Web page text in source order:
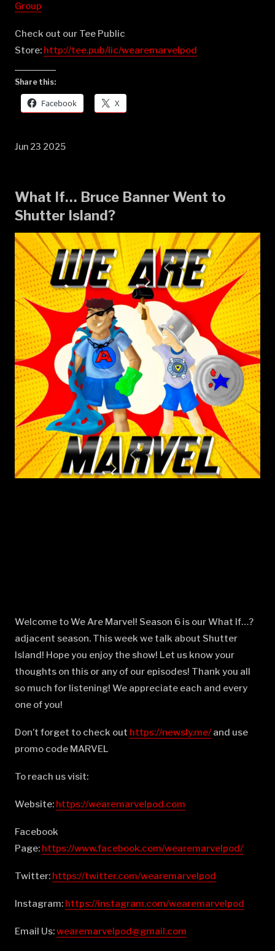
Group⁠⁠⁠⁠⁠⁠⁠⁠⁠⁠⁠⁠⁠⁠⁠⁠⁠⁠⁠⁠⁠⁠⁠⁠⁠⁠⁠⁠⁠⁠⁠⁠⁠⁠⁠⁠⁠⁠⁠⁠⁠⁠⁠⁠⁠⁠⁠⁠⁠⁠⁠⁠
Check out our Tee Public
Store: ⁠⁠⁠⁠⁠⁠⁠⁠⁠⁠⁠⁠⁠⁠⁠⁠⁠⁠⁠⁠⁠⁠⁠⁠⁠⁠⁠⁠⁠⁠⁠⁠⁠⁠⁠⁠⁠⁠⁠⁠⁠⁠⁠⁠⁠⁠⁠⁠⁠⁠⁠⁠http://tee.pub/lic/wearemarvelpod⁠
Share this:
Facebook X
Jun 23 2025
What If… Bruce Banner Went to
Shutter Island?
Welcome to We Are Marvel! Season 6 is our What If…?
adjacent season. This week we talk about Shutter
Island! Hope you enjoy the show! Let us know your
thoughts on this or any of our episodes! Thank you all
so much for listening! We appreciate each and every
one of you!
Don’t forget to check out ⁠⁠⁠⁠⁠⁠⁠⁠⁠⁠⁠⁠⁠⁠⁠⁠⁠⁠⁠⁠⁠⁠⁠⁠⁠⁠⁠⁠⁠⁠⁠⁠⁠⁠⁠⁠⁠⁠⁠⁠⁠⁠⁠⁠⁠⁠⁠⁠⁠⁠⁠https://newsly.me/⁠⁠⁠⁠⁠⁠⁠⁠⁠⁠⁠⁠⁠⁠⁠⁠⁠⁠⁠⁠⁠⁠⁠⁠⁠⁠⁠⁠⁠⁠⁠⁠⁠⁠⁠⁠⁠⁠⁠⁠⁠⁠⁠⁠⁠⁠⁠⁠⁠⁠⁠ and use
promo code MARVEL
To reach us visit:
Website: ⁠⁠⁠⁠⁠⁠⁠⁠⁠⁠⁠⁠⁠⁠⁠⁠⁠⁠⁠⁠⁠⁠⁠⁠⁠⁠⁠⁠⁠⁠⁠⁠⁠⁠⁠⁠⁠⁠⁠⁠⁠⁠⁠⁠⁠⁠⁠⁠⁠⁠⁠https://wearemarvelpod.com⁠⁠⁠⁠⁠⁠⁠⁠⁠⁠⁠⁠⁠⁠⁠⁠⁠⁠⁠⁠⁠⁠⁠⁠⁠⁠⁠⁠⁠⁠⁠⁠⁠⁠⁠⁠⁠⁠⁠⁠⁠⁠⁠⁠⁠⁠⁠⁠⁠⁠⁠
Facebook
Page: ⁠⁠⁠⁠⁠⁠⁠⁠⁠⁠⁠⁠⁠⁠⁠⁠⁠⁠⁠⁠⁠⁠⁠⁠⁠⁠⁠⁠⁠⁠⁠⁠⁠⁠⁠⁠⁠⁠⁠⁠⁠⁠⁠⁠⁠⁠⁠⁠⁠⁠⁠https://www.facebook.com/wearemarvelpod/⁠⁠⁠⁠⁠⁠⁠⁠⁠⁠⁠⁠⁠⁠⁠⁠⁠⁠⁠⁠⁠⁠⁠⁠⁠⁠⁠⁠⁠⁠⁠⁠⁠⁠⁠⁠⁠⁠⁠⁠⁠⁠⁠⁠⁠⁠⁠⁠⁠⁠⁠
Twitter: ⁠⁠⁠⁠⁠⁠⁠⁠⁠⁠⁠⁠⁠⁠⁠⁠⁠⁠⁠⁠⁠⁠⁠⁠⁠⁠⁠⁠⁠⁠⁠⁠⁠⁠⁠⁠⁠⁠⁠⁠⁠⁠⁠⁠⁠⁠⁠⁠⁠⁠⁠https://twitter.com/wearemarvelpod⁠⁠⁠⁠⁠⁠⁠⁠⁠⁠⁠⁠⁠⁠⁠⁠⁠⁠⁠⁠⁠⁠⁠⁠⁠⁠⁠⁠⁠⁠⁠⁠⁠⁠⁠⁠⁠⁠⁠⁠⁠⁠⁠⁠⁠⁠⁠⁠⁠⁠⁠
Instagram: ⁠⁠⁠⁠⁠⁠⁠⁠⁠⁠⁠⁠⁠⁠⁠⁠⁠⁠⁠⁠⁠⁠⁠⁠⁠⁠⁠⁠⁠⁠⁠⁠⁠⁠⁠⁠⁠⁠⁠⁠⁠⁠⁠⁠⁠⁠⁠⁠⁠⁠⁠https://instagram.com/wearemarvelpod⁠⁠⁠⁠⁠⁠⁠⁠⁠⁠⁠⁠⁠⁠⁠⁠⁠⁠⁠⁠⁠⁠⁠⁠⁠⁠⁠⁠⁠⁠⁠⁠⁠⁠⁠⁠⁠⁠⁠⁠⁠⁠⁠⁠⁠⁠⁠⁠⁠⁠⁠
Email Us:⁠⁠⁠⁠⁠⁠⁠⁠⁠⁠⁠⁠⁠⁠⁠⁠⁠⁠⁠⁠⁠⁠⁠⁠⁠⁠⁠⁠⁠⁠⁠⁠⁠⁠⁠⁠⁠⁠⁠⁠⁠⁠⁠⁠⁠⁠⁠⁠⁠⁠⁠wearemarvelpod@gmail.com⁠⁠⁠⁠⁠⁠⁠⁠⁠⁠⁠⁠⁠⁠⁠⁠⁠⁠⁠⁠⁠⁠⁠⁠⁠⁠⁠⁠⁠⁠⁠⁠⁠⁠⁠⁠⁠⁠⁠⁠⁠⁠⁠⁠⁠⁠⁠⁠⁠⁠⁠